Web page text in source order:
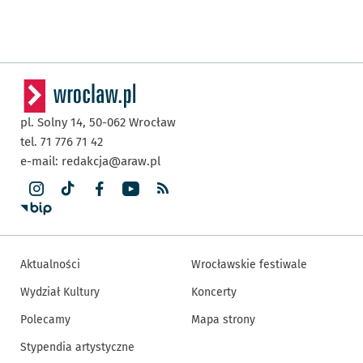
pl. Solny 14, 50-062 Wrocław
tel. 71 776 71 42
e-mail: redakcja@araw.pl
Aktualności
Wydział Kultury
Polecamy
Stypendia artystyczne
Wrocławskie festiwale
Koncerty
Mapa strony